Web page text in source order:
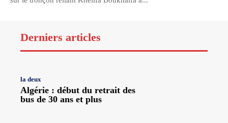
Derniers articles
la deux
Algérie : début du retrait des
bus de 30 ans et plus